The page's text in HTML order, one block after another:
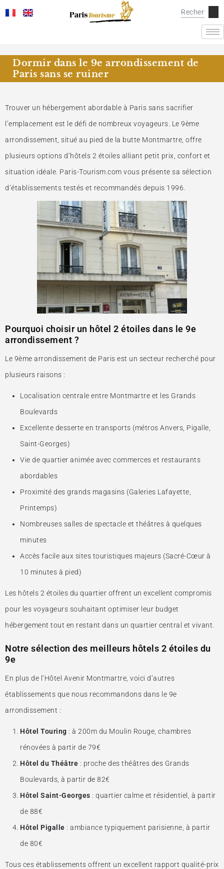
Dormir dans le 9e arrondissement de
Paris sans se ruiner
Trouver un hébergement abordable à Paris sans sacrifier
l’emplacement est le défi de nombreux voyageurs. Le 9ème
arrondissement, situé au pied de la butte Montmartre, offre
plusieurs options d’hôtels 2 étoiles alliant petit prix, confort et
situation idéale. Paris-Tourism.com vous présente sa sélection
d’établissements testés et recommandés depuis 1996.
Pourquoi choisir un hôtel 2 étoiles dans le 9e
arrondissement ?
Le 9ème arrondissement de Paris est un secteur recherché pour
plusieurs raisons :
Localisation centrale entre Montmartre et les Grands
Boulevards
Excellente desserte en transports (métros Anvers, Pigalle,
Saint-Georges)
Vie de quartier animée avec commerces et restaurants
abordables
Proximité des grands magasins (Galeries Lafayette,
Printemps)
Nombreuses salles de spectacle et théâtres à quelques
minutes
Accès facile aux sites touristiques majeurs (Sacré-Cœur à
10 minutes à pied)
Les hôtels 2 étoiles du quartier offrent un excellent compromis
pour les voyageurs souhaitant optimiser leur budget
hébergement tout en restant dans un quartier central et vivant.
Notre sélection des meilleurs hôtels 2 étoiles du
9e
En plus de l’Hôtel Avenir Montmartre, voici d’autres
établissements que nous recommandons dans le 9e
arrondissement :
Hôtel Touring : à 200m du Moulin Rouge, chambres
rénovées à partir de 79€
Hôtel du Théâtre : proche des théâtres des Grands
Boulevards, à partir de 82€
Hôtel Saint-Georges : quartier calme et résidentiel, à partir
de 88€
Hôtel Pigalle : ambiance typiquement parisienne, à partir
de 80€
Tous ces établissements offrent un excellent rapport qualité-prix